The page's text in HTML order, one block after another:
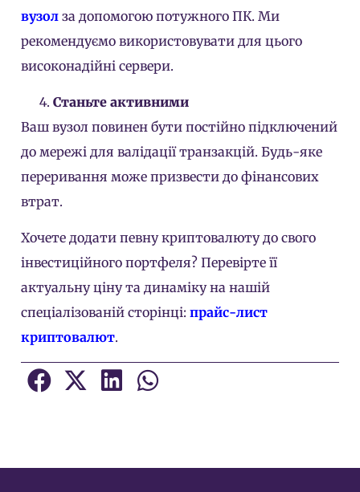
вузол за допомогою потужного ПК. Ми
рекомендуємо використовувати для цього
високонадійні сервери.
Станьте активними
Ваш вузол повинен бути постійно підключений
до мережі для валідації транзакцій. Будь-яке
переривання може призвести до фінансових
втрат.
Хочете додати певну криптовалюту до свого
інвестиційного портфеля? Перевірте її
актуальну ціну та динаміку на нашій
спеціалізованій сторінці: прайс-лист
криптовалют.